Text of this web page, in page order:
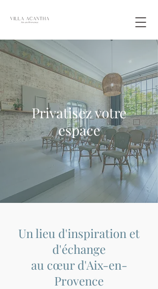
Privatisez votre
espace
Un lieu d'inspiration et
d'échange
au cœur d'Aix-en-
Provence